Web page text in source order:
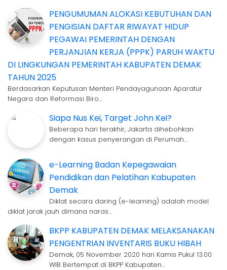
PENGUMUMAN ALOKASI KEBUTUHAN DAN
PENGISIAN DAFTAR RIWAYAT HIDUP
PEGAWAI PEMERINTAH DENGAN
PERJANJIAN KERJA (PPPK) PARUH WAKTU
DI LINGKUNGAN PEMERINTAH KABUPATEN DEMAK
TAHUN 2025
Berdasarkan Keputusan Menteri Pendayagunaan Aparatur
Negara dan Reformasi Biro…
Siapa Nus Kei, Target John Kei?
Beberapa hari terakhir, Jakarta dihebohkan
dengan kasus penyerangan di Perumah…
e-Learning Badan Kepegawaian
Pendidikan dan Pelatihan Kabupaten
Demak
Diklat secara daring (e-learning) adalah model
diklat jarak jauh dimana naras…
BKPP KABUPATEN DEMAK MELAKSANAKAN
PENGENTRIAN INVENTARIS BUKU HIBAH
Demak, 05 November 2020 hari Kamis Pukul 13.00
WIB Bertempat di BKPP Kabupaten…